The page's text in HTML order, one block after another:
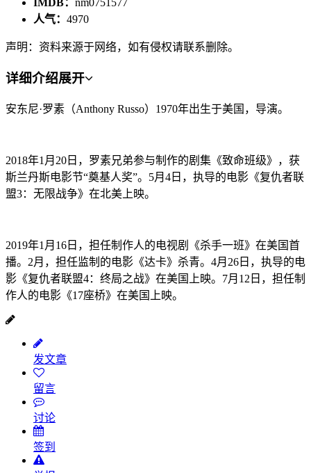
IMDB： nm0751577
人气： 4970
声明：资料来源于网络，如有侵权请联系删除。
详细介绍展开
安东尼·罗素（Anthony Russo）1970年出生于美国，导演。
2018年1月20日，罗素兄弟参与制作的剧集《致命班级》，获
斯兰丹斯电影节“奠基人奖”。5月4日，执导的电影《复仇者联
盟3：无限战争》在北美上映。
2019年1月16日，担任制作人的电视剧《杀手一班》在美国首
播。2月，担任监制的电影《达卡》杀青。4月26日，执导的电
影《复仇者联盟4：终局之战》在美国上映。7月12日，担任制
作人的电影《17座桥》在美国上映。
发文章
留言
讨论
签到